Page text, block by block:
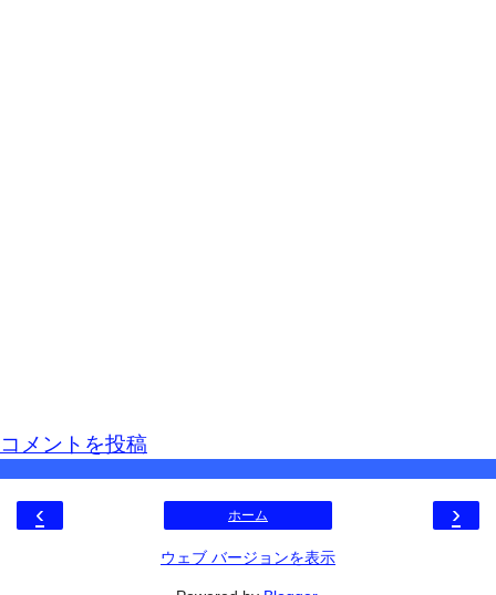
コメントを投稿
‹ ›
ホーム
ウェブ バージョンを表示